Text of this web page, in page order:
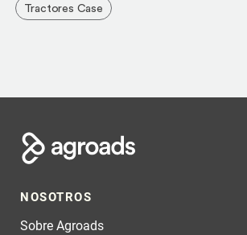
Tractores Case
NOSOTROS
Sobre Agroads